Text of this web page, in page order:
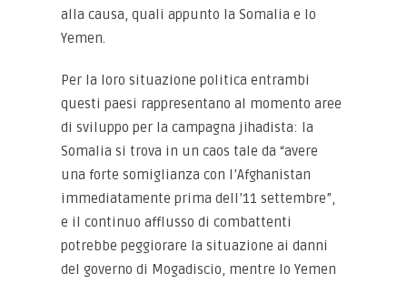
alla causa, quali appunto la Somalia e lo
Yemen.
Per la loro situazione politica entrambi
questi paesi rappresentano al momento aree
di sviluppo per la campagna jihadista: la
Somalia si trova in un caos tale da “avere
una forte somiglianza con l’Afghanistan
immediatamente prima dell’11 settembre”,
e il continuo afflusso di combattenti
potrebbe peggiorare la situazione ai danni
del governo di Mogadiscio, mentre lo Yemen